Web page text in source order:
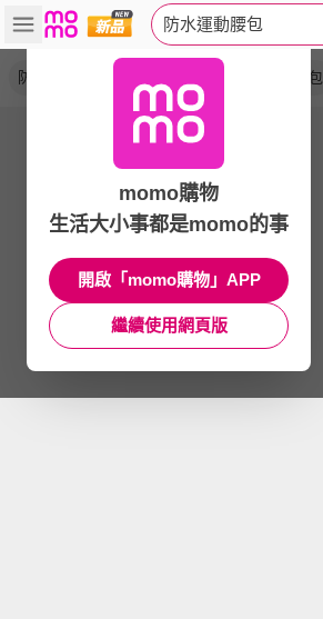
防水運動腰包
防盜 手機包
momo購物
生活大小事都是momo的事
開啟「momo購物」APP
繼續使用網頁版